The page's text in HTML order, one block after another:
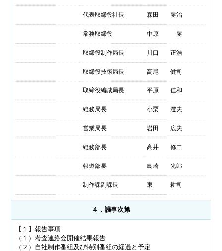
代表取締役社長 森田 勝治
常務取締役 中原 勝
取締役制作局長 川口 正浩
取締役技術局長 高尾 健司
取締役編成局長 平原 佳和
総務局長 小栗 澄夫
営業局長 岩田 広夫
総務部長 高井 修二
報道部長 島崎 光郎
制作課副課長 東 耕司
４．議事次第
【１】報告事項
（１）考査連絡会開催結果報告
（２）自社制作番組及び特別番組の経過と予定